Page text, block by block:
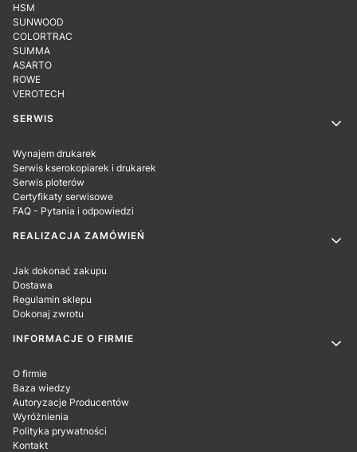
HSM
SUNWOOD
COLORTRAC
SUMMA
ASARTO
ROWE
VEROTECH
SERWIS
Wynajem drukarek
Serwis kserokopiarek i drukarek
Serwis ploterów
Certyfikaty serwisowe
FAQ - Pytania i odpowiedzi
REALIZACJA ZAMÓWIEŃ
Jak dokonać zakupu
Dostawa
Regulamin sklepu
Dokonaj zwrotu
INFORMACJE O FIRMIE
O firmie
Baza wiedzy
Autoryzacje Producentów
Wyróżnienia
Polityka prywatności
Kontakt